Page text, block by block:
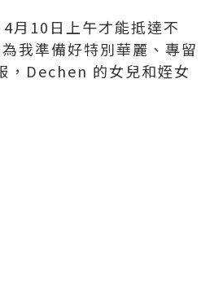
月10日上午才能抵達不
我準備好特別華麗、專留
Dechen 的女兒和姪女